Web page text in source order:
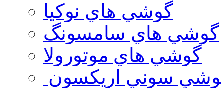
گوشي هاي نوكيا
گوشي هاي سامسونگ
گوشي هاي موتورولا
سوني اريكسون